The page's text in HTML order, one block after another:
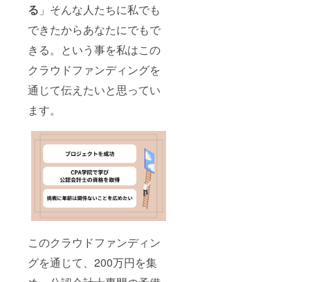
る 」そんな人たちに私でも
できたからあなたにでもで
きる。という事を私はこの
クラウドファンディングを
通じて伝えたいと思ってい
ます。
このクラウドファンディン
グを通じて、200万円を集